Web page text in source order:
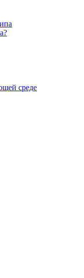
среде